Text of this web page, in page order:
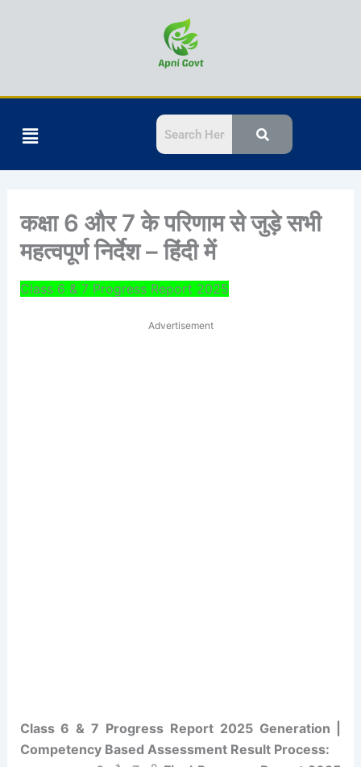
Menu
कक्षा 6 और 7 के परिणाम से जुड़े सभी
महत्वपूर्ण निर्देश – हिंदी में
Class 6 & 7 Progress Report 2025
Advertisement
Class 6 & 7 Progress Report 2025 Generation |
Competency Based Assessment Result Process: